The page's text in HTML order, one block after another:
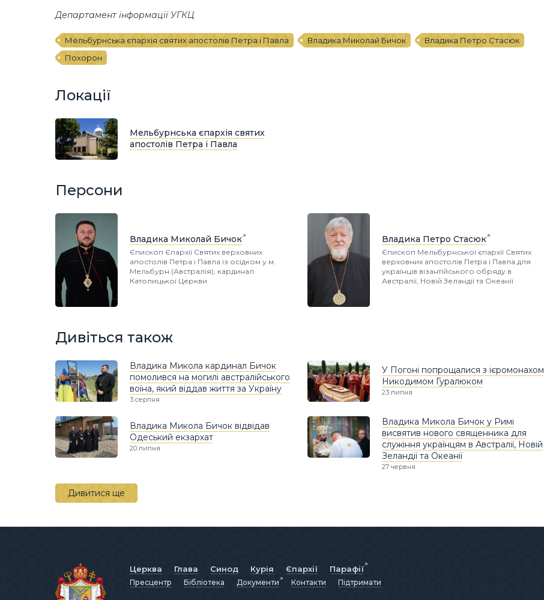
Департамент інформації УГКЦ
Мельбурнська єпархія святих апостолів Петра і Павла Владика Миколай Бичок
Владика Петро Стасюк
Похорон
Локації
Мельбурнська єпархія святих
апостолів Петра і Павла
Персони
Владика Миколай Бичок
Єпископ Єпархії Святих верховних
апостолів Петра і Павла із осідком у м.
Мельбурн (Австралія), кардинал
Католицької Церкви
Владика Петро Стасюк
Єпископ Мельбурнської єпархії Святих
верховних апостолів Петра і Павла для
українців візантійського обряду в
Австралії, Новій Зеландії та Океанії
Дивіться також
Владика Микола кардинал Бичок
помолився на могилі австралійського
воїна, який віддав життя за Україну
3 серпня
У Погоні попрощалися з ієромонахом
Никодимом Гуралюком
23 липня
Владика Микола Бичок відвідав
Одеський екзархат
20 липня
Владика Микола Бичок у Римі
висвятив нового священника для
служіння українцям в Австралії, Новій
Зеландії та Океанії
27 червня
Дивитися ще
Церква Глава Синод Курія Єпархії Парафії
Пресцентр Бібліотека Документи Контакти Підтримати